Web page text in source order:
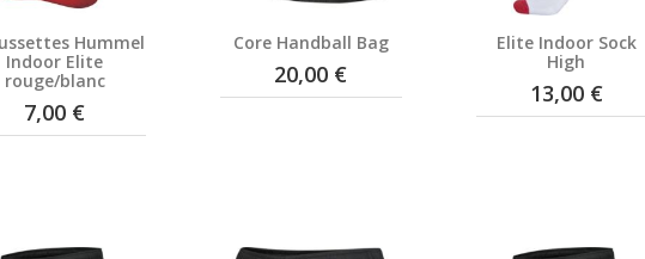
Hummel
Indoor Elite
rouge/blanc
7,00 €
Core Handball Bag
20,00 €
Elite Indoor Sock
High
13,00 €